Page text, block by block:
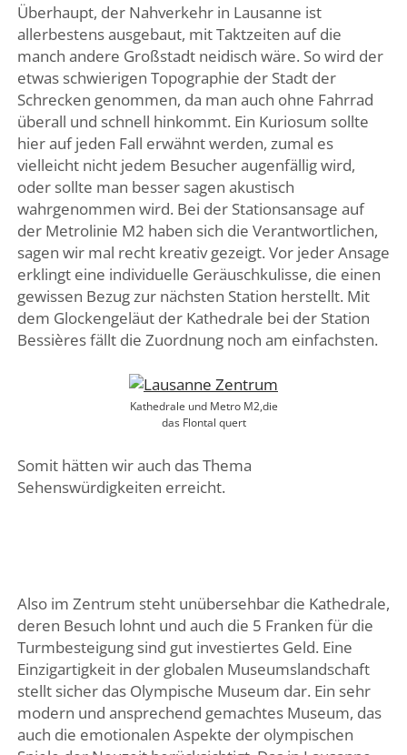
Überhaupt, der Nahverkehr in Lausanne ist
allerbestens ausgebaut, mit Taktzeiten auf die
manch andere Großstadt neidisch wäre. So wird der
etwas schwierigen Topographie der Stadt der
Schrecken genommen, da man auch ohne Fahrrad
überall und schnell hinkommt. Ein Kuriosum sollte
hier auf jeden Fall erwähnt werden, zumal es
vielleicht nicht jedem Besucher augenfällig wird,
oder sollte man besser sagen akustisch
wahrgenommen wird. Bei der Stationsansage auf
der Metrolinie M2 haben sich die Verantwortlichen,
sagen wir mal recht kreativ gezeigt. Vor jeder Ansage
erklingt eine individuelle Geräuschkulisse, die einen
gewissen Bezug zur nächsten Station herstellt. Mit
dem Glockengeläut der Kathedrale bei der Station
Bessières fällt die Zuordnung noch am einfachsten.
Kathedrale und Metro M2,die
das Flontal quert
Somit hätten wir auch das Thema
Sehenswürdigkeiten erreicht.
Also im Zentrum steht unübersehbar die Kathedrale,
deren Besuch lohnt und auch die 5 Franken für die
Turmbesteigung sind gut investiertes Geld. Eine
Einzigartigkeit in der globalen Museumslandschaft
stellt sicher das Olympische Museum dar. Ein sehr
modern und ansprechend gemachtes Museum, das
auch die emotionalen Aspekte der olympischen